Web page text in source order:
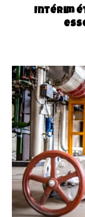
Intérim